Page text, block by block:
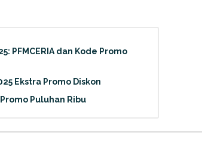
PFMCERIA dan Kode Promo
Ekstra Promo Diskon
Puluhan Ribu